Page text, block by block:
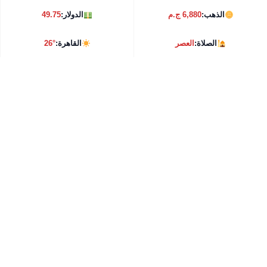
الذهب:6,880 ج.م الدولار:49.75
الصلاة:العصر القاهرة:26°